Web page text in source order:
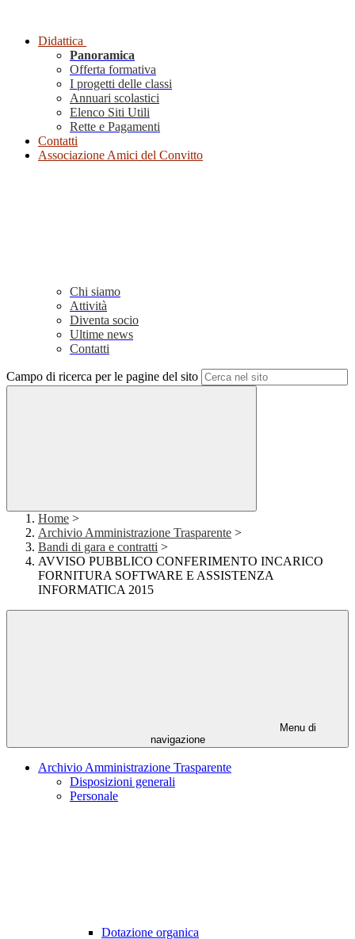
Didattica
Panoramica
Offerta formativa
I progetti delle classi
Annuari scolastici
Elenco Siti Utili
Rette e Pagamenti
Contatti
Associazione Amici del Convitto
Chi siamo
Attività
Diventa socio
Ultime news
Contatti
Campo di ricerca per le pagine del sito
Home >
Archivio Amministrazione Trasparente >
Bandi di gara e contratti >
AVVISO PUBBLICO CONFERIMENTO INCARICO
FORNITURA SOFTWARE E ASSISTENZA
INFORMATICA 2015
Menu di
navigazione
Archivio Amministrazione Trasparente
Disposizioni generali
Personale
Dotazione organica